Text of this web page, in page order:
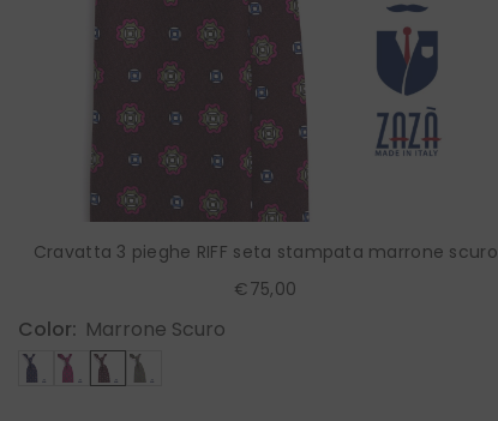
Cravatta 3 pieghe RIFF seta stampata marrone scuro
€75,00
Color: Marrone Scuro